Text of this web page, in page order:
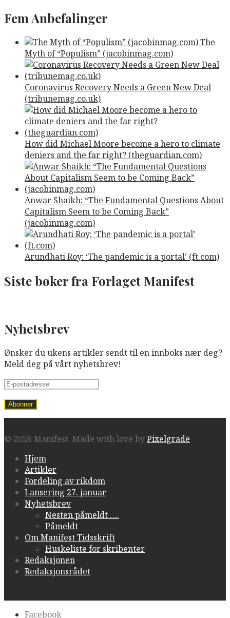
Fem Anbefalinger
The
Myth of “Populism” (jacobinmag.com)
Coronavirus Recovery Needs a Green New Deal
(tribunemag.co.uk)
How did Michael Moore become a hero to climate
deniers and the far right? (theguardian.com)
Anwar Shaikh: “The Fundamental Questions About
Capitalism Seem to be Coming Back”
(jacobinmag.com)
Arundhati Roy: ‘The pandemic is a portal’ (ft.com)
Siste bøker fra Forlaget Manifest
Nyhetsbrev
Ønsker du ukens artikler sendt til en innboks nær deg?
Meld deg på vårt nyhetsbrev!
© 2026 Manifest. Made with love byPixelgrade
Hjem
Artikler
Fordeling av rikdom
Lansering 27. januar
Nyhetsbrev
Nesten påmeldt ….
Påmeldt
Om Manifest Tidsskrift
Huskeliste for skribenter
Redaksjonen
Redaksjonsrådet
SecondaryFacebook